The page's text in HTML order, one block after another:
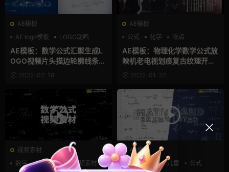
AE模板
AE logo模板
LOGO动画
公式
AE模板：数学公式汇聚生成L
OGO视频片头描边轮廓线条开
场AE模板 Math Formulas Lo
go Reveal
2022-02-19
AE模板
公式
化学 噪点
AE模板：物理化学数学公式放
映机老电视划痕复古纹理开场
标题模板 Retro Science Slid
eshow
2022-01-27
视频素材
数学
片头模板 视频素材
AE模板
LOGO动画
儿童 公式